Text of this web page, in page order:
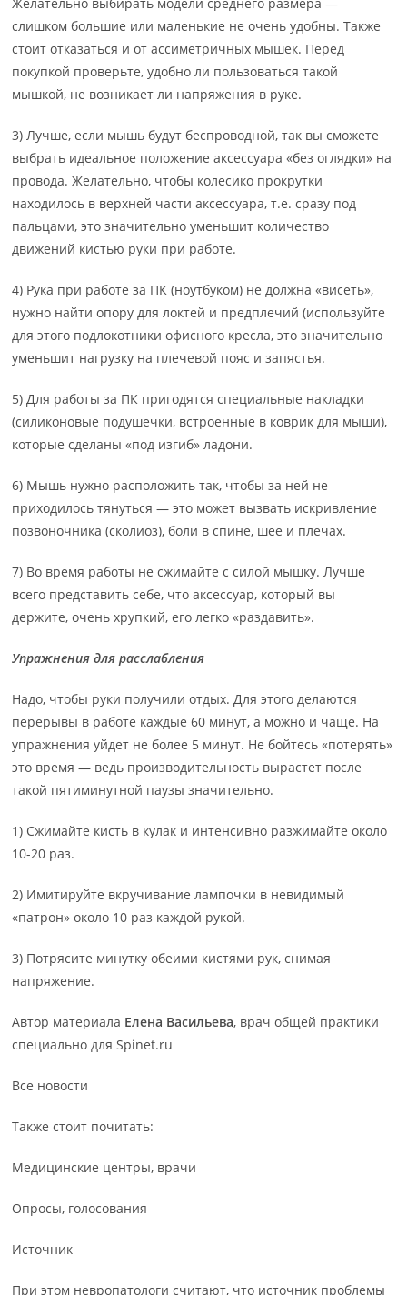
слишком большие или маленькие не очень удобны. Также
стоит отказаться и от ассиметричных мышек. Перед
покупкой проверьте, удобно ли пользоваться такой
мышкой, не возникает ли напряжения в руке.
3) Лучше, если мышь будут беспроводной, так вы сможете
выбрать идеальное положение аксессуара «без оглядки» на
провода. Желательно, чтобы колесико прокрутки
находилось в верхней части аксессуара, т.е. сразу под
пальцами, это значительно уменьшит количество
движений кистью руки при работе.
4) Рука при работе за ПК (ноутбуком) не должна «висеть»,
нужно найти опору для локтей и предплечий (используйте
для этого подлокотники офисного кресла, это значительно
уменьшит нагрузку на плечевой пояс и запястья.
5) Для работы за ПК пригодятся специальные накладки
(силиконовые подушечки, встроенные в коврик для мыши),
которые сделаны «под изгиб» ладони.
6) Мышь нужно расположить так, чтобы за ней не
приходилось тянуться — это может вызвать искривление
позвоночника (сколиоз), боли в спине, шее и плечах.
7) Во время работы не сжимайте с силой мышку. Лучше
всего представить себе, что аксессуар, который вы
держите, очень хрупкий, его легко «раздавить».
Упражнения для расслабления
Надо, чтобы руки получили отдых. Для этого делаются
перерывы в работе каждые 60 минут, а можно и чаще. На
упражнения уйдет не более 5 минут. Не бойтесь «потерять»
это время — ведь производительность вырастет после
такой пятиминутной паузы значительно.
1) Сжимайте кисть в кулак и интенсивно разжимайте около
10-20 раз.
2) Имитируйте вкручивание лампочки в невидимый
«патрон» около 10 раз каждой рукой.
3) Потрясите минутку обеими кистями рук, снимая
напряжение.
Автор материала Елена Васильева, врач общей практики
специально для Spinet.ru
Все новости
Также стоит почитать:
Медицинские центры, врачи
Опросы, голосования
Источник
При этом невропатологи считают, что источник проблемы